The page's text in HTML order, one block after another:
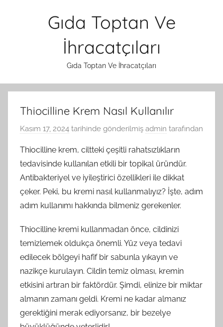
Gıda Toptan Ve
İhracatçıları
Gıda Toptan Ve İhracatçıları
Thiocilline Krem Nasıl Kullanılır
Kasım 17, 2024 tarihinde gönderilmiş admin tarafından
Thiocilline krem, ciltteki çeşitli rahatsızlıkların
tedavisinde kullanılan etkili bir topikal üründür.
Antibakteriyel ve iyileştirici özellikleri ile dikkat
çeker. Peki, bu kremi nasıl kullanmalıyız? İşte, adım
adım kullanımı hakkında bilmeniz gerekenler.
Thiocilline kremi kullanmadan önce, cildinizi
temizlemek oldukça önemli. Yüz veya tedavi
edilecek bölgeyi hafif bir sabunla yıkayın ve
nazikçe kurulayın. Cildin temiz olması, kremin
etkisini artıran bir faktördür. Şimdi, elinize bir miktar
almanın zamanı geldi. Kremi ne kadar almanız
gerektiğini merak ediyorsanız, bir bezelye